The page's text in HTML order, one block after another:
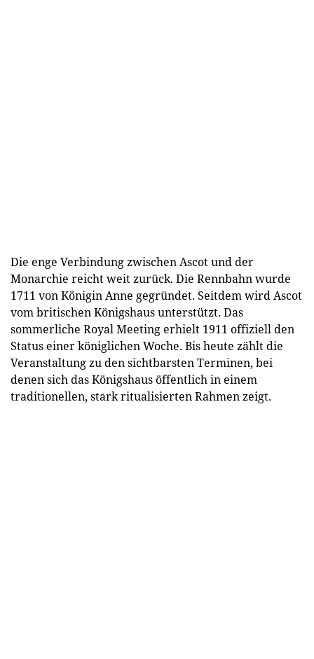
Die enge Verbindung zwischen Ascot und der
Monarchie reicht weit zurück. Die Rennbahn wurde
1711 von Königin Anne gegründet. Seitdem wird Ascot
vom britischen Königshaus unterstützt. Das
sommerliche Royal Meeting erhielt 1911 offiziell den
Status einer königlichen Woche. Bis heute zählt die
Veranstaltung zu den sichtbarsten Terminen, bei
denen sich das Königshaus öffentlich in einem
traditionellen, stark ritualisierten Rahmen zeigt.